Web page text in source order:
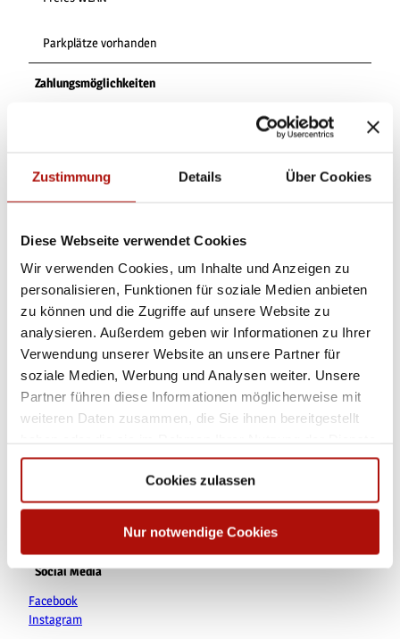
Zustimmung Details Über Cookies
Diese Webseite verwendet Cookies
Wir verwenden Cookies, um Inhalte und Anzeigen zu
personalisieren, Funktionen für soziale Medien anbieten
zu können und die Zugriffe auf unsere Website zu
analysieren. Außerdem geben wir Informationen zu Ihrer
Verwendung unserer Website an unsere Partner für
soziale Medien, Werbung und Analysen weiter. Unsere
Partner führen diese Informationen möglicherweise mit
weiteren Daten zusammen, die Sie ihnen bereitgestellt
gesammelt haben.
Cookies zulassen
Nur notwendige Cookies
Parkplätze vorhanden
Zahlungsmöglichkeiten
Catering
Raucher
Nichtraucherlokal
Mit dem Auto über die B251
Anrufsammeltaxi (diverse Haltestellen in allen Ortsteilen)
https://www.willingen.de/anreise
Social Media
Facebook
Instagram